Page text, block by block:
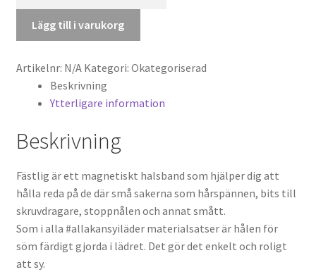
magnetiskt
halsband
Lägg till i varukorg
Artikelnr: N/A Kategori: Okategoriserad
Beskrivning
Ytterligare information
Beskrivning
Fästlig är ett magnetiskt halsband som hjälper dig att
hålla reda på de där små sakerna som hårspännen, bits till
skruvdragare, stoppnålen och annat smått.
Som i alla #allakansyiläder materialsatser är hålen för
söm färdigt gjorda i lädret. Det gör det enkelt och roligt
att sy.